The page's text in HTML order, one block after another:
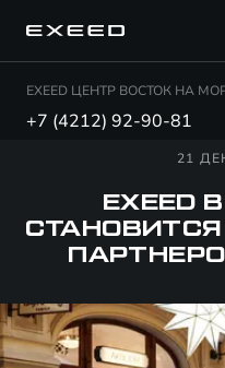
EXEED ЦЕНТР ВОСТОК НА
+7 (4212) 92-90-81
21
EXEED